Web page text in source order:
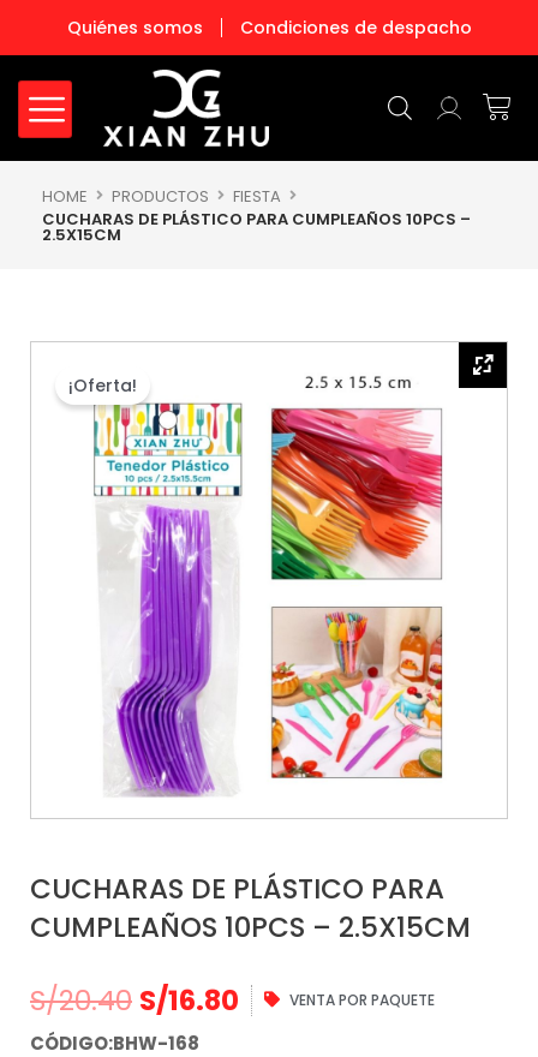
contenido
Quiénes somos Condiciones de despacho
HOME PRODUCTOS
FIESTA
CUCHARAS DE PLÁSTICO PARA CUMPLEAÑOS 10PCS –
2.5X15CM
¡Oferta!
CUCHARAS DE PLÁSTICO PARA
CUMPLEAÑOS 10PCS – 2.5X15CM
S/20.40 S/16.80 VENTA POR PAQUETE
CÓDIGO:BHW-168